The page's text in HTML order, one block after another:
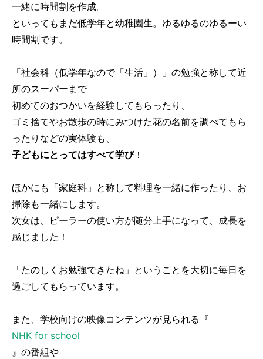
一緒に時間割を作成。
といってもまだ低学年と幼稚園生。ゆるゆるのゆるーい
時間割です。
「社会科（低学年なので「生活」）」の勉強と称して近
所のスーパーまで
初めてのおつかいを経験してもらったり、
ゴミ捨てやお散歩の時にみつけた花の名前を調べてもら
ったりなどの実体験も、
子どもにとってはすべて学び！
ほかにも「家庭科」と称して料理を一緒に作ったり、お
掃除も一緒にします。
次女は、ピーラーの使い方が随分上手になって、成長を
感じました！
「たのしくお勉強できたね」ということを大切に毎日を
過ごしてもらっています。
また、学校向けの映像コンテンツが見られる『
NHK for school
』の番組や